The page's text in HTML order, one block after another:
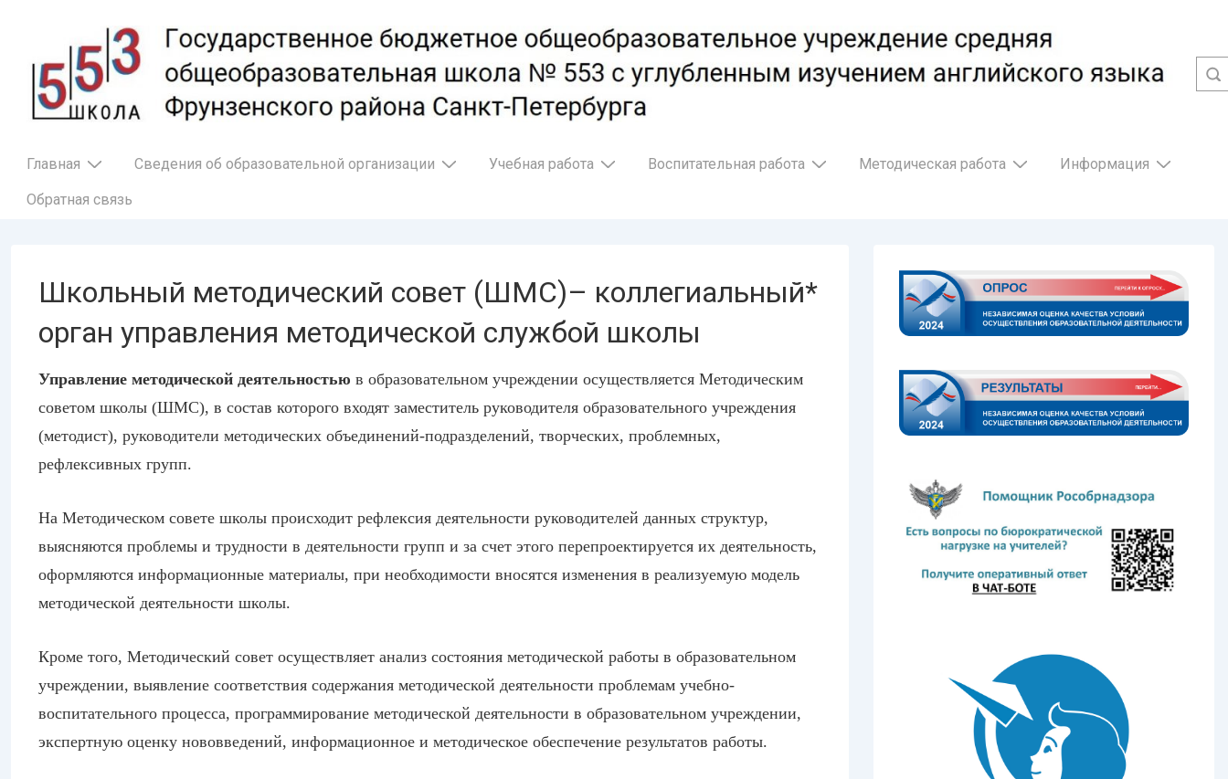
основному
содержимому
Основная
Главная Сведения об образовательной организации Учебная работа Воспитательная работа Методическая работа Информация
Обратная связь
Школьный методический совет (ШМС)– коллегиальный*
орган управления методической службой школы
Управление методической деятельностью в образовательном учреждении осуществляется Методическим
советом школы (ШМС), в состав которого входят заместитель руководителя образовательного учреждения
(методист), руководители методических объединений-подразделений, творческих, проблемных,
рефлексивных групп.
На Методическом совете школы происходит рефлексия деятельности руководителей данных структур,
выясняются проблемы и трудности в деятельности групп и за счет этого перепроектируется их деятельность,
оформляются информационные материалы, при необходимости вносятся изменения в реализуемую модель
методической деятельности школы.
Кроме того, Методический совет осуществляет анализ состояния методической работы в образовательном
учреждении, выявление соответствия содержания методической деятельности проблемам учебно-
воспитательного процесса, программирование методической деятельности в образовательном учреждении,
экспертную оценку нововведений, информационное и методическое обеспечение результатов работы.